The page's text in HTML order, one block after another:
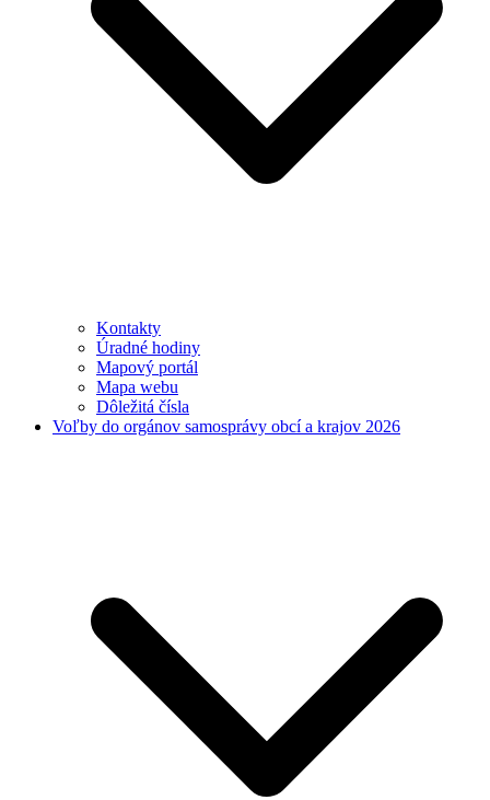
Kontakty
Úradné hodiny
Mapový portál
Mapa webu
Dôležitá čísla
Voľby do orgánov samosprávy obcí a krajov 2026